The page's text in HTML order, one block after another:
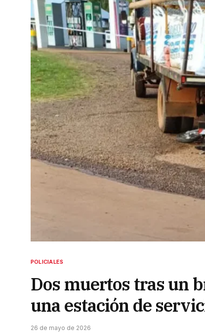
POLICIALES
Dos muertos tras un
una estación de
26 de mayo de 2026